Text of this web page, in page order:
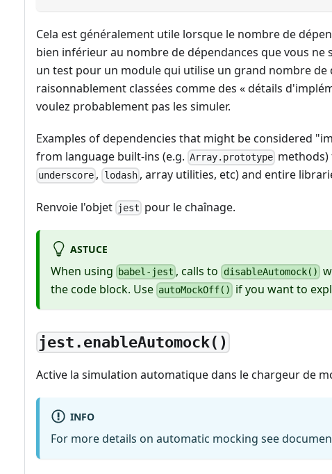
Cela est généralement utile lorsque le nombre de
bien inférieur au nombre de dépendances que vous ne
un test pour un module qui utilise un grand nombre de
raisonnablement classées comme des « détails
voulez probablement pas les simuler.
Examples of dependencies that might be considered
from language built-ins (e.g. Array.prototype
underscore , lodash, array utilities, etc) and entire
Renvoie l'objet jest pour le chaînage.
ASTUCE
When using babel-jest , calls to disableAutomock()
the code block. Use autoMockOff() if you want to
jest.enableAutomock()
Active la simulation automatique dans le chargeur de
INFO
For more details on automatic mocking see